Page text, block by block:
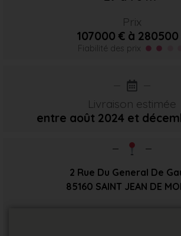
Prix
107000 € à 280500
Fiabilité des prix
Livraison estimée
entre août 2024 et
2 Rue Du General De
85160 SAINT JEAN DE